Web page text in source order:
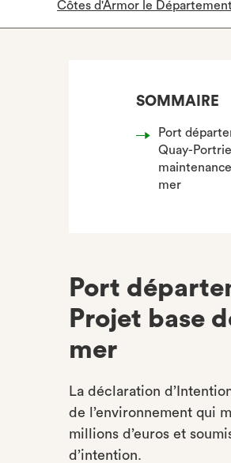
Côtes d'Armor le Département
SOMMAIRE
Port
Quay-
mer
Port
Projet base
mer
La déclaration
de l’environnement qui
millions d’euros et
d’intention.